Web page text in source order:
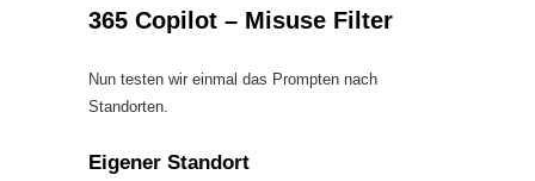
365 Copilot – Misuse Filter
Nun testen wir einmal das Prompten nach
Standorten.
Eigener Standort